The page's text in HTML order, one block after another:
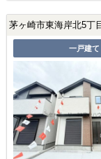
茅ヶ崎市東海岸北5丁
一戸建て